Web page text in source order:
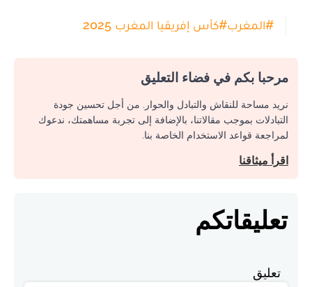
#المغرب#كأس إفريقيا المغرب 2025
مرحبا بكم في فضاء التعليق
نريد مساحة للنقاش والتبادل والحوار. من أجل تحسين جودة
التبادلات بموجب مقالاتنا، بالإضافة إلى تجربة مساهمتك، ندعوك
لمراجعة قواعد الاستخدام الخاصة بنا.
اقرأ ميثاقنا
تعليقاتكم
تعليق